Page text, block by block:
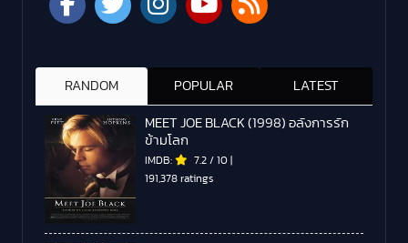
RANDOM POPULAR LATEST
MEET JOE BLACK (1998) อลังการรัก
ข้ามโลก
IMDB: 7.2 / 10 |
191,378 ratings